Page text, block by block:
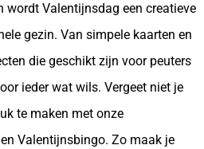
wordt Valentijnsdag een creatieve
gezin. Van simpele kaarten en
die geschikt zijn voor peuters
ieder wat wils. Vergeet niet je
te maken met onze
Valentijnsbingo. Zo maak je